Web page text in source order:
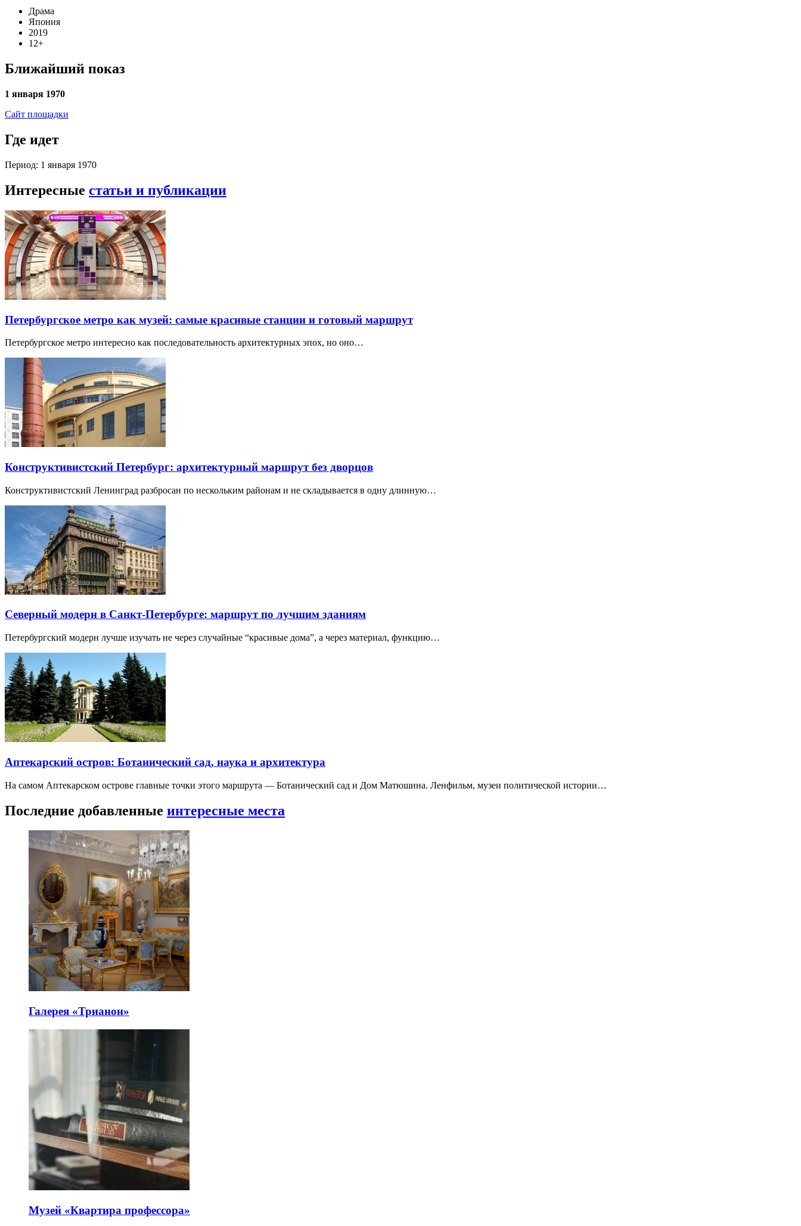
Драма
Япония
2019
12+
Ближайший показ
1 января 1970
Сайт площадки
Где идет
Период: 1 января 1970
Интересные статьи и публикации
Петербургское метро как музей: самые красивые станции и готовый маршрут
Петербургское метро интересно как последовательность архитектурных эпох, но оно…
Конструктивистский Петербург: архитектурный маршрут без дворцов
Конструктивистский Ленинград разбросан по нескольким районам и не складывается в одну длинную…
Северный модерн в Санкт-Петербурге: маршрут по лучшим зданиям
Петербургский модерн лучше изучать не через случайные “красивые дома”, а через материал, функцию…
Аптекарский остров: Ботанический сад, наука и архитектура
На самом Аптекарском острове главные точки этого маршрута — Ботанический сад и Дом Матюшина. Ленфильм, музеи политической истории…
Последние добавленные интересные места
Галерея «Трианон»
Музей «Квартира профессора»